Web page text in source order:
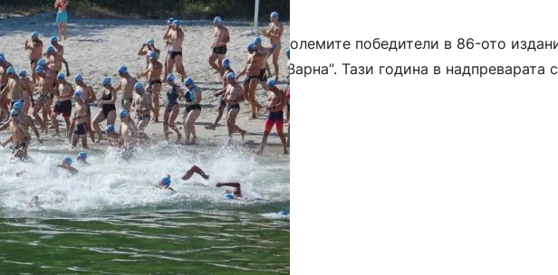
Калоян Драгнев и Петра Захариева са големите победители в 86-ото
международното състезание „Галата – Варна“. Тази година в надпреварата
239 плувци от 10 държави. Спокойното море…